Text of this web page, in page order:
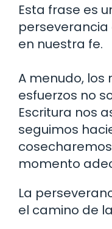
Esta frase es
en nuestra fe.
A menudo, los
esfuerzos no
Escritura nos
seguimos
momento
La
el camino de